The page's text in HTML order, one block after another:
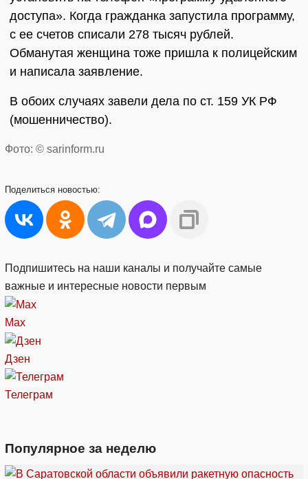
доступа». Когда гражданка запустила программу,
с ее счетов списали 278 тысяч рублей.
Обманутая женщина тоже пришла к полицейским
и написала заявление.
В обоих случаях завели дела по ст. 159 УК РФ
(мошенничество).
Фото: © sarinform.ru
Поделиться новостью:
Подпишитесь на наши каналы и получайте самые
важные и интересные новости первым
Max
Дзен
Телеграм
Популярное за неделю